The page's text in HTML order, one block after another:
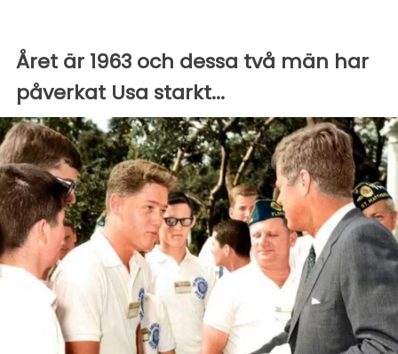
Året är 1963 och dessa två män har
påverkat Usa starkt...